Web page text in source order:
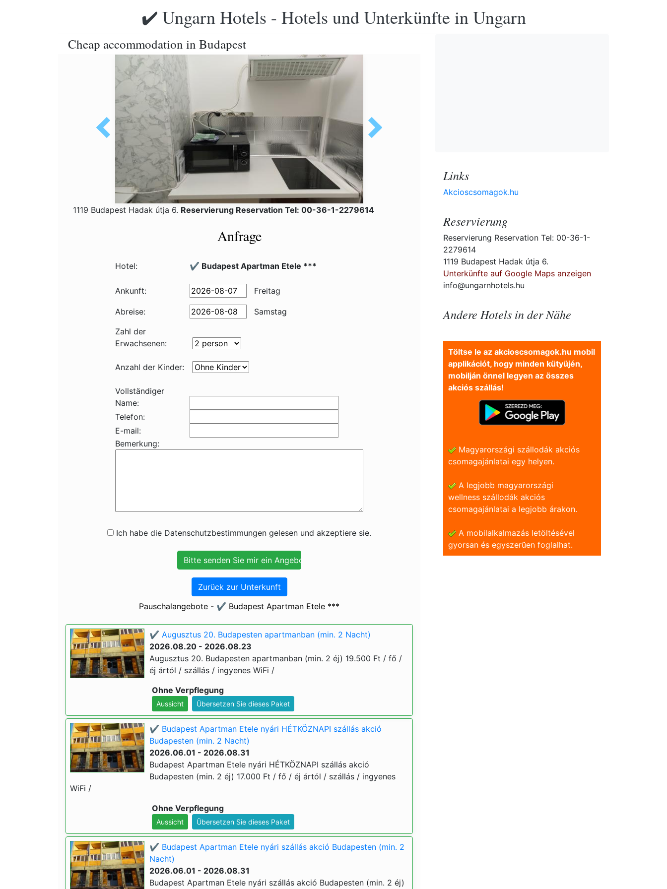
✔️ Ungarn Hotels - Hotels und Unterkünfte in Ungarn
Cheap accommodation in Budapest
1119 Budapest Hadak útja 6. Reservierung Reservation Tel: 00-36-1-2279614
Anfrage
Hotel: ✔️ Budapest Apartman Etele ***
Ankunft: Freitag
Abreise:
Samstag
Zahl der
Erwachsenen:
Anzahl der Kinder:
Vollständiger
Name:
Telefon:
E-mail:
Bemerkung:
Ich habe die Datenschutzbestimmungen gelesen und akzeptiere sie.
Zurück zur Unterkunft
Pauschalangebote - ✔️ Budapest Apartman Etele ***
✔️ Augusztus 20. Budapesten apartmanban (min. 2 Nacht)
2026.08.20 - 2026.08.23
Augusztus 20. Budapesten apartmanban (min. 2 éj) 19.500 Ft / fő /
éj ártól / szállás / ingyenes WiFi /
Ohne Verpflegung
Aussicht Übersetzen Sie dieses Paket
✔️ Budapest Apartman Etele nyári HÉTKÖZNAPI szállás akció
Budapesten (min. 2 Nacht)
2026.06.01 - 2026.08.31
Budapest Apartman Etele nyári HÉTKÖZNAPI szállás akció
Budapesten (min. 2 éj) 17.000 Ft / fő / éj ártól / szállás / ingyenes
WiFi /
Ohne Verpflegung
Aussicht Übersetzen Sie dieses Paket
✔️ Budapest Apartman Etele nyári szállás akció Budapesten (min. 2
Nacht)
2026.06.01 - 2026.08.31
Budapest Apartman Etele nyári szállás akció Budapesten (min. 2 éj)
Links
Akcioscsomagok.hu
Reservierung
Reservierung Reservation Tel: 00-36-1-
2279614
1119 Budapest Hadak útja 6.
Unterkünfte auf Google Maps anzeigen
info@ungarnhotels.hu
Andere Hotels in der Nähe
Töltse le az akcioscsomagok.hu mobil
applikációt, hogy minden kütyüjén,
mobilján önnel legyen az összes
akciós szállás!
Magyarországi szállodák akciós
csomagajánlatai egy helyen.
A legjobb magyarországi
wellness szállodák akciós
csomagajánlatai a legjobb árakon.
A mobilalkalmazás letöltésével
gyorsan és egyszerũen foglalhat.